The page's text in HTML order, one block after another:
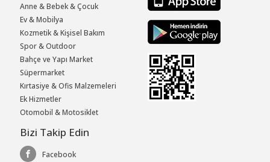
Anne & Bebek & Çocuk
Ev & Mobilya
Kozmetik & Kişisel Bakım
Spor & Outdoor
Bahçe ve Yapı Market
Süpermarket
Kırtasiye & Ofis Malzemeleri
Ek Hizmetler
Otomobil & Motosiklet
Bizi Takip Edin
Facebook